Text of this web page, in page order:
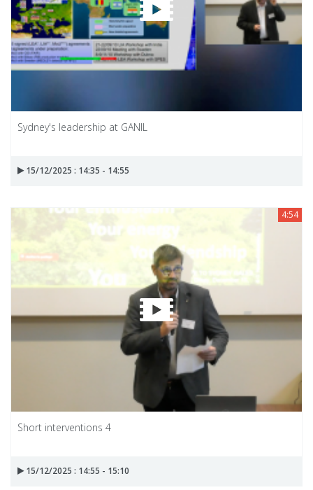
Sydney's leadership at GANIL
15/12/2025 : 14:35 - 14:55
4:54
Short interventions 4
15/12/2025 : 14:55 - 15:10